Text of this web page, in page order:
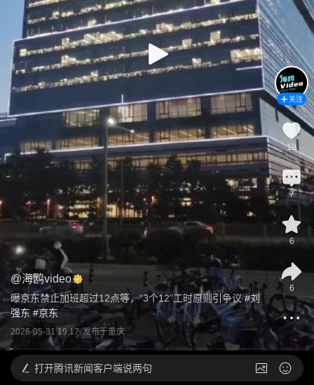
@海鸥video
曝京东禁止加班超过12点等，“3个12”工时原则引争议 #刘
强东 #京东
2026-05-31 19:17 发布于重庆
关注
19
7
6
6
打开腾讯新闻客户端说两句